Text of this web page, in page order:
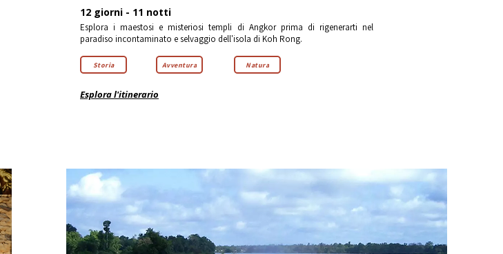
12 giorni - 11 notti
Esplora i maestosi e misteriosi templi di Angkor prima di rigenerarti nel
paradiso incontaminato e selvaggio dell'isola di Koh Rong.
Storia Avventura Natura
Esplora l'itinerario